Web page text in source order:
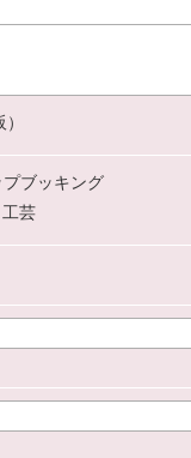
プブッキング
芸